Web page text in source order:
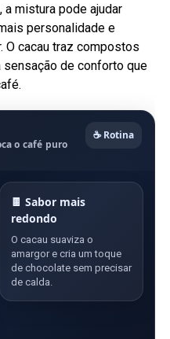
mistura pode ajudar
personalidade e
O cacau traz compostos
de conforto que
o café puro
☕ Rotina
🍫 Sabor mais
redondo
O cacau suaviza o
amargor e cria um toque
de chocolate sem precisar
de calda.